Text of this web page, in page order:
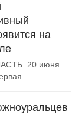
на
20 июня